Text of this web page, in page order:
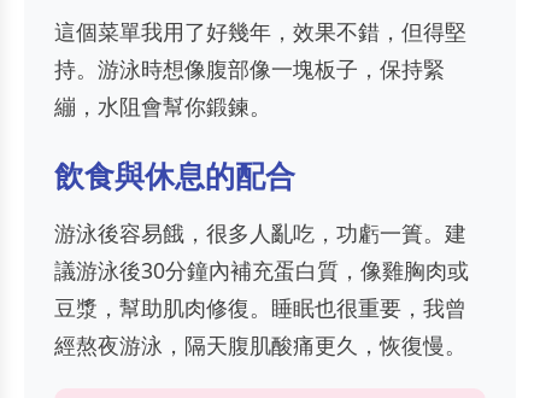
這個菜單我用了好幾年，效果不錯，但得堅
持。游泳時想像腹部像一塊板子，保持緊
繃，水阻會幫你鍛鍊。
飲食與休息的配合
游泳後容易餓，很多人亂吃，功虧一簣。建
議游泳後30分鐘內補充蛋白質，像雞胸肉或
豆漿，幫助肌肉修復。睡眠也很重要，我曾
經熬夜游泳，隔天腹肌酸痛更久，恢復慢。